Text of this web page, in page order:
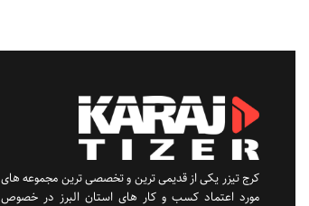
کرج تیزر یکی از قدیمی ترین و تخصصی ترین مجموعه های
مورد اعتماد کسب و کار های استان البرز در خصوص